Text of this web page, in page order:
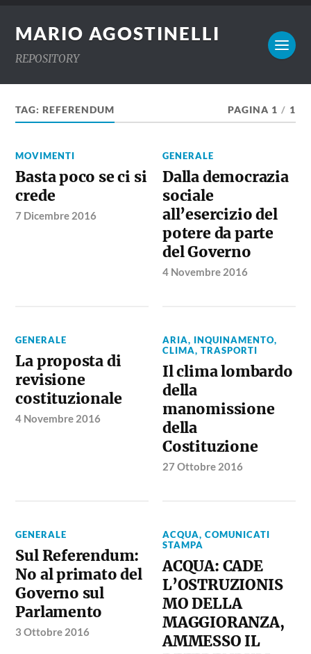
MARIO AGOSTINELLI
REPOSITORY
TAG:REFERENDUM PAGINA 1 / 1
MOVIMENTI
Basta poco se ci si
crede
7 Dicembre 2016
GENERALE
Dalla democrazia
sociale
all’esercizio del
potere da parte
del Governo
4 Novembre 2016
GENERALE
La proposta di
revisione
costituzionale
4 Novembre 2016
ARIA, INQUINAMENTO,
CLIMA, TRASPORTI
Il clima lombardo
della
manomissione
della
Costituzione
27 Ottobre 2016
GENERALE
Sul Referendum:
No al primato del
Governo sul
Parlamento
3 Ottobre 2016
ACQUA,COMUNICATI
STAMPA
ACQUA: CADE
L’OSTRUZIONIS
MO DELLA
MAGGIORANZA,
AMMESSO IL